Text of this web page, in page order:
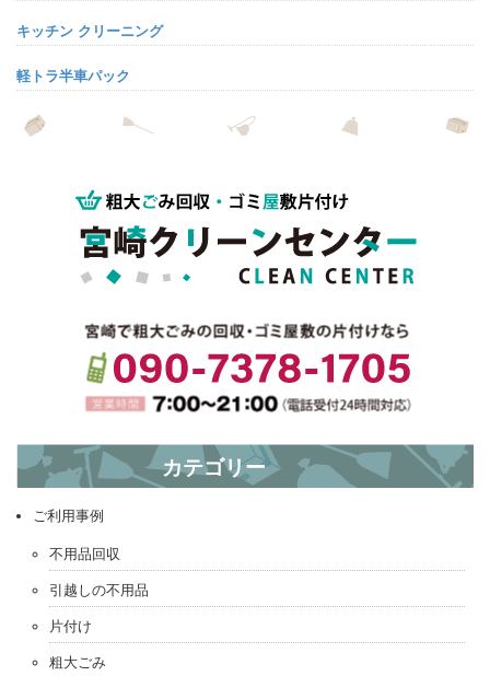
キッチン クリーニング
軽トラ半車パック
? 液晶テレビ お引き取り
シングルマットレス お引き取り ?
カテゴリー
ご利用事例
不用品回収
引越しの不用品
片付け
粗大ごみ